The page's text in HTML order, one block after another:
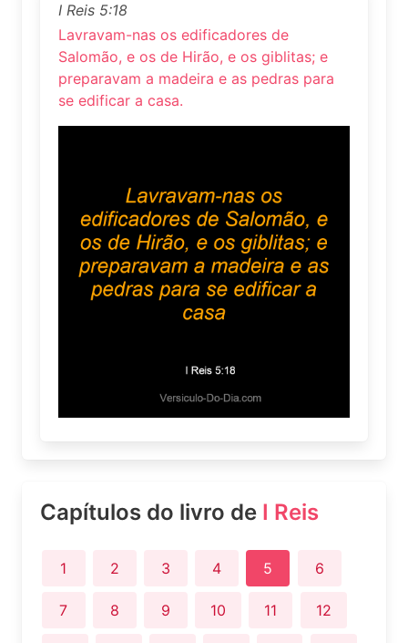
I Reis 5:18
Lavravam-nas os edificadores de
Salomão, e os de Hirão, e os giblitas; e
preparavam a madeira e as pedras para
se edificar a casa.
Capítulos do livro de I Reis
1 2 3 4 5 6
7 8 9 10 11 12